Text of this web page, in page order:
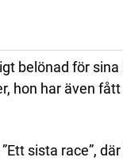
belönad för
hon har även fått
sista race”,